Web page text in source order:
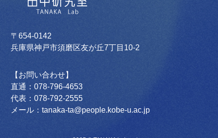
〒654-0142
兵庫県神戸市須磨区友が丘7丁目10-2
【お問い合わせ】
直通：078-796-4653
代表：078-792-2555
メール：tanaka-ta@people.kobe-u.ac.jp